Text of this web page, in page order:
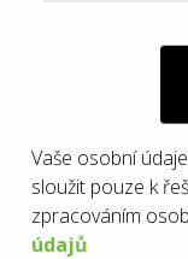
Vaše osobní
sloužit pouze k
zpracováním
údajů